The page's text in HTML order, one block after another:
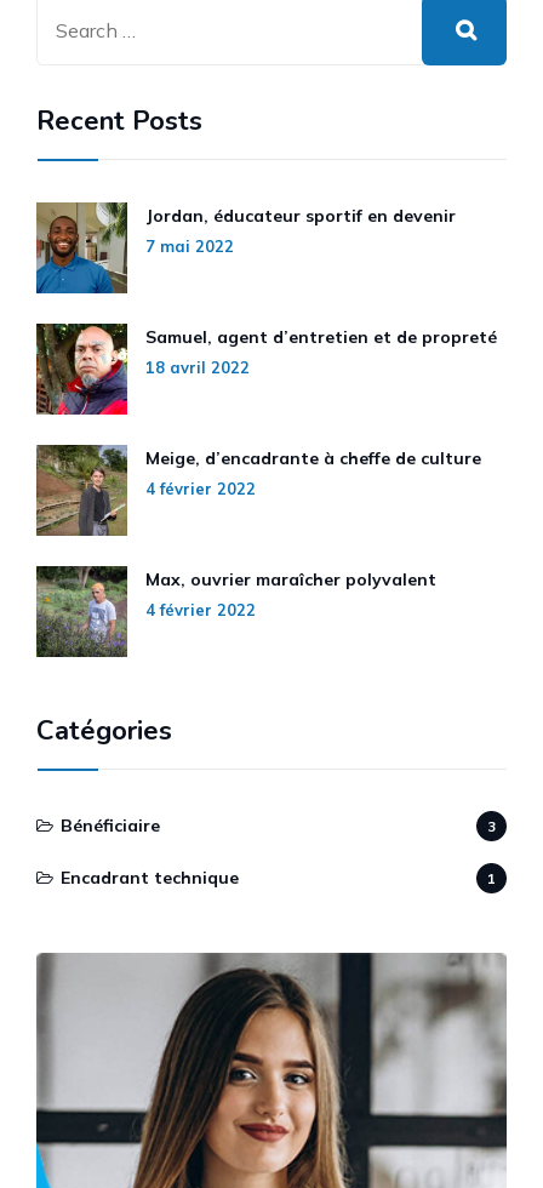
Recent Posts
Jordan, éducateur sportif en devenir
7 mai 2022
Samuel, agent d’entretien et de propreté
18 avril 2022
Meige, d’encadrante à cheffe de culture
4 février 2022
Max, ouvrier maraîcher polyvalent
4 février 2022
Catégories
Bénéficiaire 3
Encadrant technique 1